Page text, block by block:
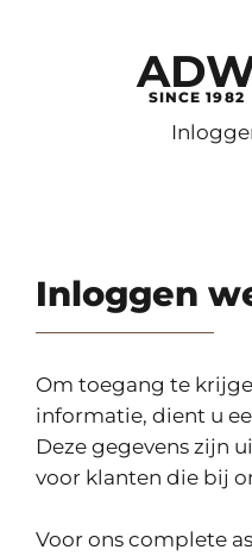
SINCE 1982
Inloggen
Om toegang te
informatie, dient u
Deze gegevens zijn
voor klanten die bij
Voor ons complete